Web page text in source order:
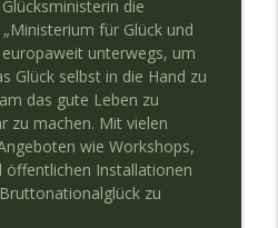
Sinn deines Lebens? info_outline
- Mut im Recruiting
die
für Glück und
unterwegs, um
Glück selbst in die Hand zu
das gute Leben zu
zu machen. Mit vielen
wie Workshops,
öffentlichen Installationen
zu